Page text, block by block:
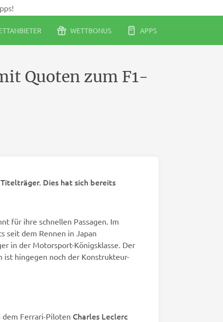
WETTBONUS APPS
Quoten zum F1-
Dies hat sich bereits
für ihre schnellen Passagen. Im
seit dem Rennen in Japan
in der Motorsport-Königsklasse. Der
ist hingegen noch der Konstrukteur-
dem Ferrari-Piloten Charles Leclerc